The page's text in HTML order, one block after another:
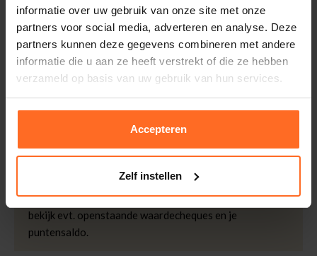
informatie over uw gebruik van onze site met onze
partners voor social media, adverteren en analyse. Deze
partners kunnen deze gegevens combineren met andere
informatie die u aan ze heeft verstrekt of die ze hebben
verzameld op basis van uw gebruik van hun services.
Accepteren
Zelf instellen
Pasvorm
Straight Fit
Kleur
Zand / Kakhi
buitenstof
Waterdicht
Kwaliteit
100% Polyester
Retourneren
Binnen 30 dagen eenvoudig retourneren via DHL voor
slechts € 4,95 of op eigen kosten via PostNL. In de
Bomont winkels kunt u ook gratis retourneren.
Betalen
één van de vele betaalopties.
5% Spaarbonus
Besteed € 100,- binnen een half jaar en krijg € 5,- retour
in de vorm van een waardecheque. Log in je account en
bekijk evt. openstaande waardecheques en je
puntensaldo.